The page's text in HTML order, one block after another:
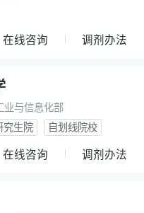
在线咨询 调剂办法
业与信息化部
究生院 自划线院校
在线咨询 调剂办法